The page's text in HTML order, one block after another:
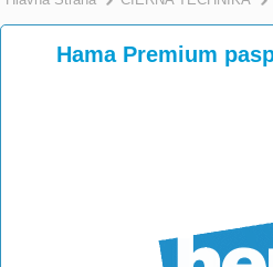
>
Hama Premium